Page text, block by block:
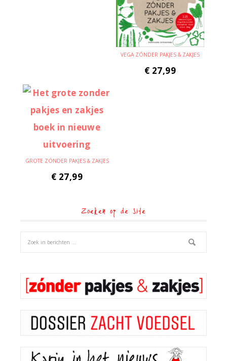
VEGA ZÓNDER PAKJES & ZAKJES
€ 27,99
GROTE ZÓNDER PAKJES & ZAKJES
€ 27,99
Zoeken op de site